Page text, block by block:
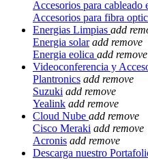
Accesorios para cableado
Accesorios para fibra
Energias Limpias add
Energia solar add remove
Energia eolica add remove
Videoconferencia y
Plantronics add remove
Suzuki add remove
Yealink add remove
Cloud Nube add remove
Cisco Meraki add remove
Acronis add remove
Descarga nuestro